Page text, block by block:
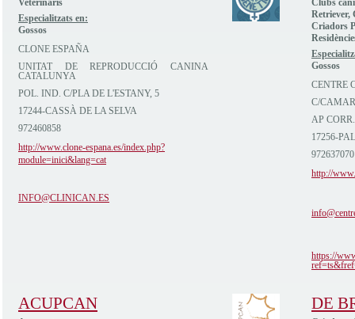
Veterinaris
Especialitzats en:
Gossos
CLONE ESPAÑA
UNITAT DE REPRODUCCIÓ CANINA
CATALUNYA
POL. IND. C/PLA DE L'ESTANY, 5
17244-CASSÀ DE LA SELVA
972460858
http://www.clone-espana.es/index.php?
module=inici&lang=cat
INFO@CLINICAN.ES
Clubs
Retriever,
Criadors
Gossos
CENTRE
C/
AP
17256-
972637070
http://
https://
ACUPCAN DE